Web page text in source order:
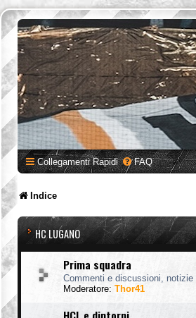
Collegamenti Rapidi FAQ
Indice
HC LUGANO
Prima squadra
Commenti e discussioni,
Moderatore: Thor41